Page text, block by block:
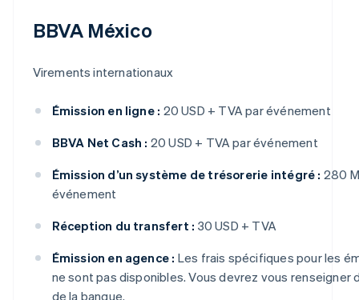
BBVA México
Virements internationaux
Émission en ligne : 20 USD + TVA par événement
BBVA Net Cash : 20 USD + TVA par événement
Émission d’un système de trésorerie intégré : 280
événement
Réception du transfert : 30 USD + TVA
Émission en agence : Les frais spécifiques pour les
ne sont pas disponibles. Vous devrez vous renseigner
de la banque.